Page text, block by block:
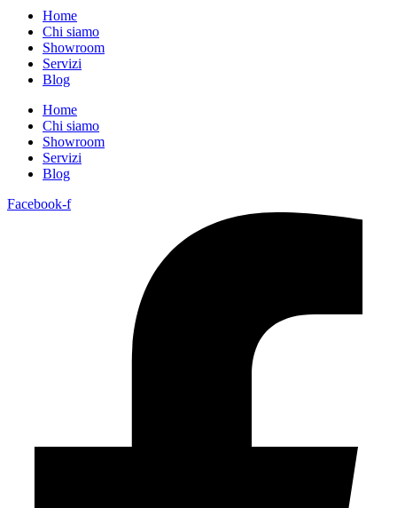
Home
Chi siamo
Showroom
Servizi
Blog
Home
Chi siamo
Showroom
Servizi
Blog
Facebook-f